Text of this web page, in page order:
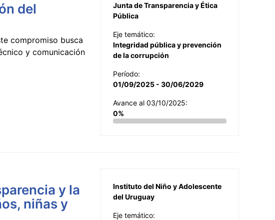
del
compromiso busca
y comunicación
Junta de Transparencia y Ética
Pública
Eje temático:
Integridad pública y prevención
de la corrupción
Período:
01/09/2025 - 30/06/2029
Avance al 03/10/2025:
0%
y la
niñas y
Instituto del Niño y Adolescente
del Uruguay
Eje temático: